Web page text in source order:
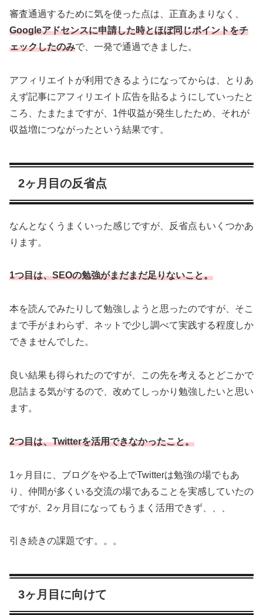
審査通過するために気を使った点は、正直あまりなく、
Googleアドセンスに申請した時とほぼ同じポイントをチ
ェックしたのみで、一発で通過できました。
アフィリエイトが利用できるようになってからは、とりあ
えず記事にアフィリエイト広告を貼るようにしていったと
ころ、たまたまですが、1件収益が発生したため、それが
収益増につながったという結果です。
2ヶ月目の反省点
なんとなくうまくいった感じですが、反省点もいくつかあ
ります。
1つ目は、SEOの勉強がまだまだ足りないこと。
本を読んでみたりして勉強しようと思ったのですが、そこ
まで手がまわらず、ネットで少し調べて実践する程度しか
できませんでした。
良い結果も得られたのですが、この先を考えるとどこかで
息詰まる気がするので、改めてしっかり勉強したいと思い
ます。
2つ目は、Twitterを活用できなかったこと。
1ヶ月目に、ブログをやる上でTwitterは勉強の場でもあ
り、仲間が多くいる交流の場であることを実感していたの
ですが、2ヶ月目になってもうまく活用できず、、、
引き続きの課題です。。。
3ヶ月目に向けて